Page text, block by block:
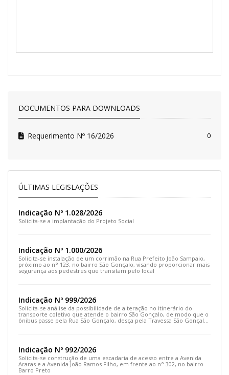
DOCUMENTOS PARA DOWNLOADS
Requerimento Nº 16/2026 0
ÚLTIMAS LEGISLAÇÕES
Indicação Nº 1.028/2026
Solicita-se a implantação do Projeto Social
Indicação Nº 1.000/2026
Solicita-se instalação de um corrimão na Rua Prefeito João Sampaio,
próximo ao n° 123, no bairro São Gonçalo, visando proporcionar mais
segurança aos pedestres que transitam pelo local
Indicação Nº 999/2026
Solicita-se análise da possibilidade de alteração no itinerário do
transporte coletivo que atende o bairro São Gonçalo, de modo que o
ônibus passe pela Rua São Gonçalo, desça pela Travessa São Gonçalo
Indicação Nº 992/2026
Solicita-se construção de uma escadaria de acesso entre a Avenida
Araras e a Avenida João Ramos Filho, em frente ao n° 302, no bairro
Barro Preto